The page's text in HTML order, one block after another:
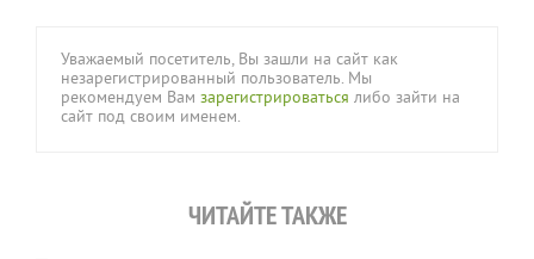
Уважаемый посетитель, Вы зашли на сайт как
незарегистрированный пользователь. Мы
рекомендуем Вам зарегистрироваться либо зайти на
сайт под своим именем.
ЧИТАЙТЕ ТАКЖЕ